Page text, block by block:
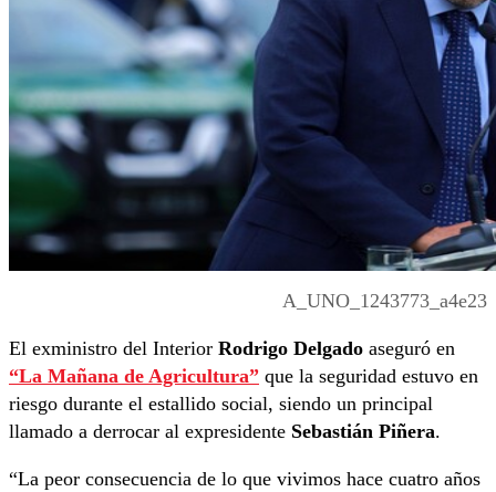
A_UNO_1243773_a4e23
El exministro del Interior Rodrigo Delgado aseguró en
“La Mañana de Agricultura” que la seguridad estuvo en
riesgo durante el estallido social, siendo un principal
llamado a derrocar al expresidente Sebastián Piñera.
“La peor consecuencia de lo que vivimos hace cuatro años